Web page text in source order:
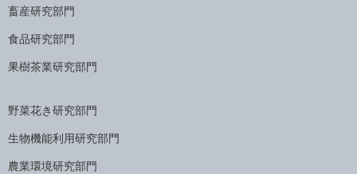
畜産研究部門
食品研究部門
果樹茶業研究部門
野菜花き研究部門
生物機能利用研究部門
農業環境研究部門